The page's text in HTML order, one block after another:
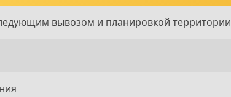
вывозом и планировкой территории